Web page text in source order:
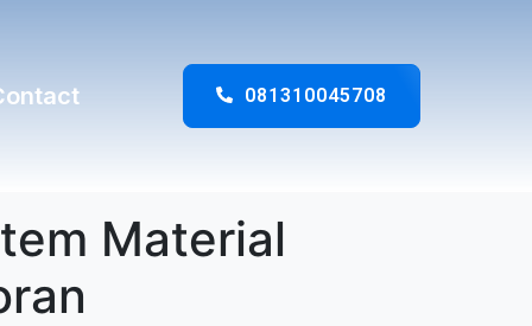
081310045708
Material